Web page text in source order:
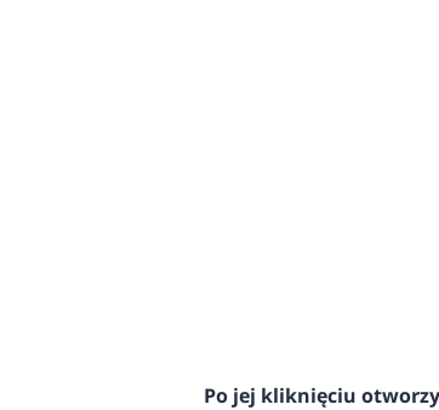
Po jej kliknięciu